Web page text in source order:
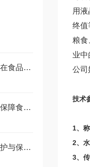
胶体金免疫层析技术原理在食品安全领域的应用
四种农药残留速测方法在保障食品安全方面发挥了关键作用
卡尔费休水分测定仪的维护与保养方法
用
终值
粮食
业
公司
技术
1、
2、
3、